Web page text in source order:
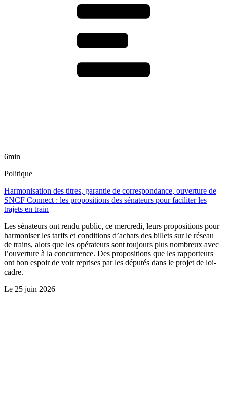
6min
Politique
Harmonisation des titres, garantie de correspondance, ouverture de
SNCF Connect : les propositions des sénateurs pour faciliter les
trajets en train
Les sénateurs ont rendu public, ce mercredi, leurs propositions pour
harmoniser les tarifs et conditions d’achats des billets sur le réseau
de trains, alors que les opérateurs sont toujours plus nombreux avec
l’ouverture à la concurrence. Des propositions que les rapporteurs
ont bon espoir de voir reprises par les députés dans le projet de loi-
cadre.
Le 25 juin 2026